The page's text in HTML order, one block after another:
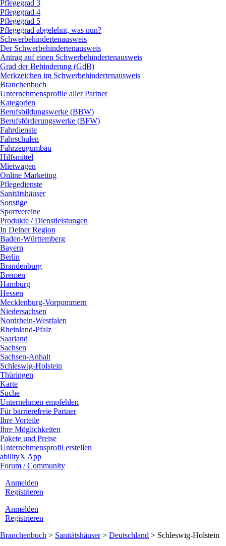
Pflegegrad 3
Pflegegrad 4
Pflegegrad 5
Pflegegrad abgelehnt, was nun?
Schwerbehindertenausweis
Der Schwerbehindertenausweis
Antrag auf einen Schwerbehindertenausweis
Grad der Behinderung (GdB)
Merkzeichen im Schwerbehindertenausweis
Branchenbuch
Unternehmensprofile aller Partner
Kategorien
Berufsbildungswerke (BBW)
Berufsförderungswerke (BFW)
Fahrdienste
Fahrschulen
Fahrzeugumbau
Hilfsmittel
Mietwagen
Online Marketing
Pflegedienste
Sanitätshäuser
Sonstige
Sportvereine
Produkte / Dienstleistungen
In Deiner Region
Baden-Württemberg
Bayern
Berlin
Brandenburg
Bremen
Hamburg
Hessen
Mecklenburg-Vorpommern
Niedersachsen
Nordrhein-Westfalen
Rheinland-Pfalz
Saarland
Sachsen
Sachsen-Anhalt
Schleswig-Holstein
Thüringen
Karte
Suche
Unternehmen empfehlen
Für barrierefreie Partner
Ihre Vorteile
Ihre Möglichkeiten
Pakete und Preise
Unternehmensprofil erstellen
abilityX App
Forum / Community
Anmelden
Registrieren
Anmelden
Registrieren
Branchenbuch > Sanitätshäuser> Deutschland > Schleswig-Holstein